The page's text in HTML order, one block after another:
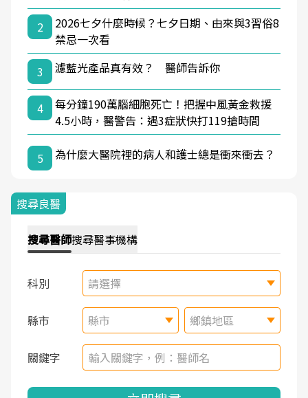
2
2026七夕什麼時候？七夕日期、由來與3習俗8
禁忌一次看
3
濾藍光產品真有效？ 醫師告訴你
4
每分鐘190萬腦細胞死亡！把握中風黃金救援
4.5小時，醫警告：遇3症狀快打119搶時間
5 為什麼大醫院裡的病人和護士總是衝來衝去？
搜尋良醫
搜尋醫師搜尋醫事機構
科別 請選擇
縣市 縣市 鄉鎮地區
關鍵字